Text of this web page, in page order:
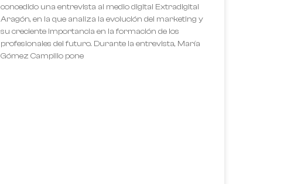
concedido una entrevista al medio digital Extradigital
Aragón, en la que analiza la evolución del marketing y
su creciente importancia en la formación de los
profesionales del futuro. Durante la entrevista, María
Gómez Campillo pone